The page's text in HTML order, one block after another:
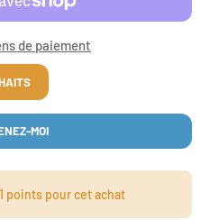
de paiement
MOI
pointspour cet achat